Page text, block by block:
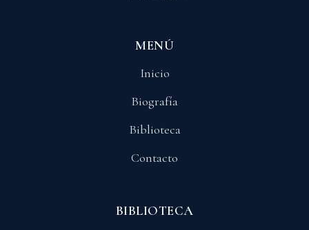
MENÚ
Inicio
Biografía
Biblioteca
Contacto
BIBLIOTECA